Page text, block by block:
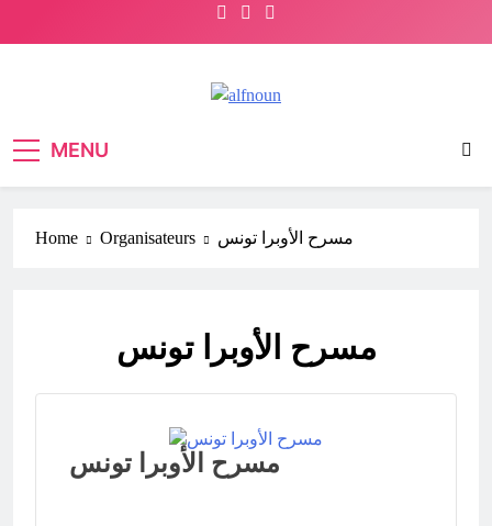
MENU
Home Organisateurs مسرح الأوبرا تونس
مسرح الأوبرا تونس
مسرح الأوبرا تونس